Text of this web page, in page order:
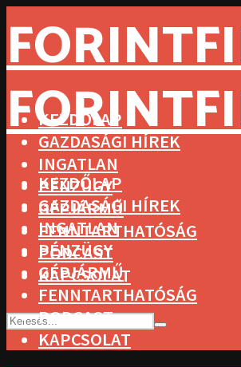
KEZDŐLAP
GAZDASÁGI HÍREK
INGATLAN
PÉNZÜGY
GÉPJÁRMŰ
FENNTARTHATÓSÁG
PODCAST
KAPCSOLAT
KEZDŐLAP
GAZDASÁGI HÍREK
INGATLAN
PÉNZÜGY
GÉPJÁRMŰ
FENNTARTHATÓSÁG
PODCAST
KAPCSOLAT